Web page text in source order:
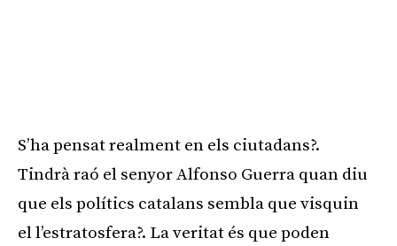
S’ha pensat realment en els ciutadans?.
Tindrà raó el senyor Alfonso Guerra quan diu
que els polítics catalans sembla que visquin
el l’estratosfera?. La veritat és que poden